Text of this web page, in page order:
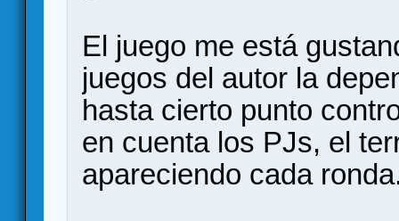
El juego me está
juegos del autor la
hasta cierto punto
en cuenta los PJs, el
apareciendo cada